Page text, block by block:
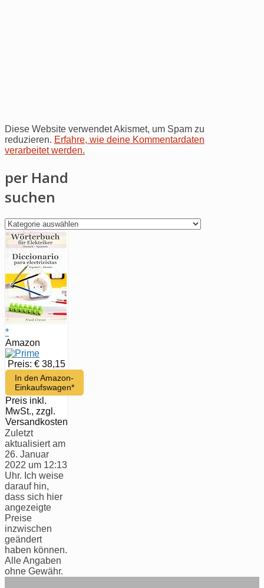
Diese Website verwendet Akismet, um Spam zu
reduzieren. Erfahre, wie deine Kommentardaten
verarbeitet werden.
per Hand
suchen
per
Hand
suchen
*
Amazon
Preis: € 38,15
In den Amazon-
Einkaufswagen*
Preis inkl.
MwSt., zzgl.
Versandkosten
Zuletzt
aktualisiert am
26. Januar
2022 um 12:13
Uhr. Ich weise
darauf hin,
dass sich hier
angezeigte
Preise
inzwischen
geändert
haben können.
Alle Angaben
ohne Gewähr.